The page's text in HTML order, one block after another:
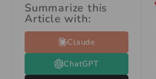
Summarize this
Article with:
Claude
ChatGPT